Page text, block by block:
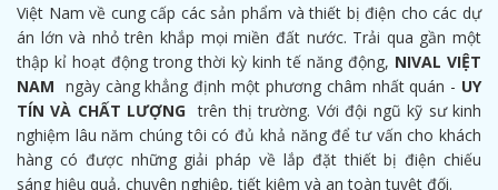
Việt Nam về cung cấp các sản phẩm và thiết bị điện cho các dự
án lớn và nhỏ trên khắp mọi miền đất nước. Trải qua gần một
thập kỉ hoạt động trong thời kỳ kinh tế năng động, NIVAL VIỆT
NAM ngày càng khẳng định một phương châm nhất quán - UY
TÍN VÀ CHẤT LƯỢNG trên thị trường. Với đội ngũ kỹ sư kinh
nghiệm lâu năm chúng tôi có đủ khả năng để tư vấn cho khách
hàng có được những giải pháp về lắp đặt thiết bị điện chiếu
sáng hiệu quả, chuyên nghiệp, tiết kiệm và an toàn tuyệt đối.